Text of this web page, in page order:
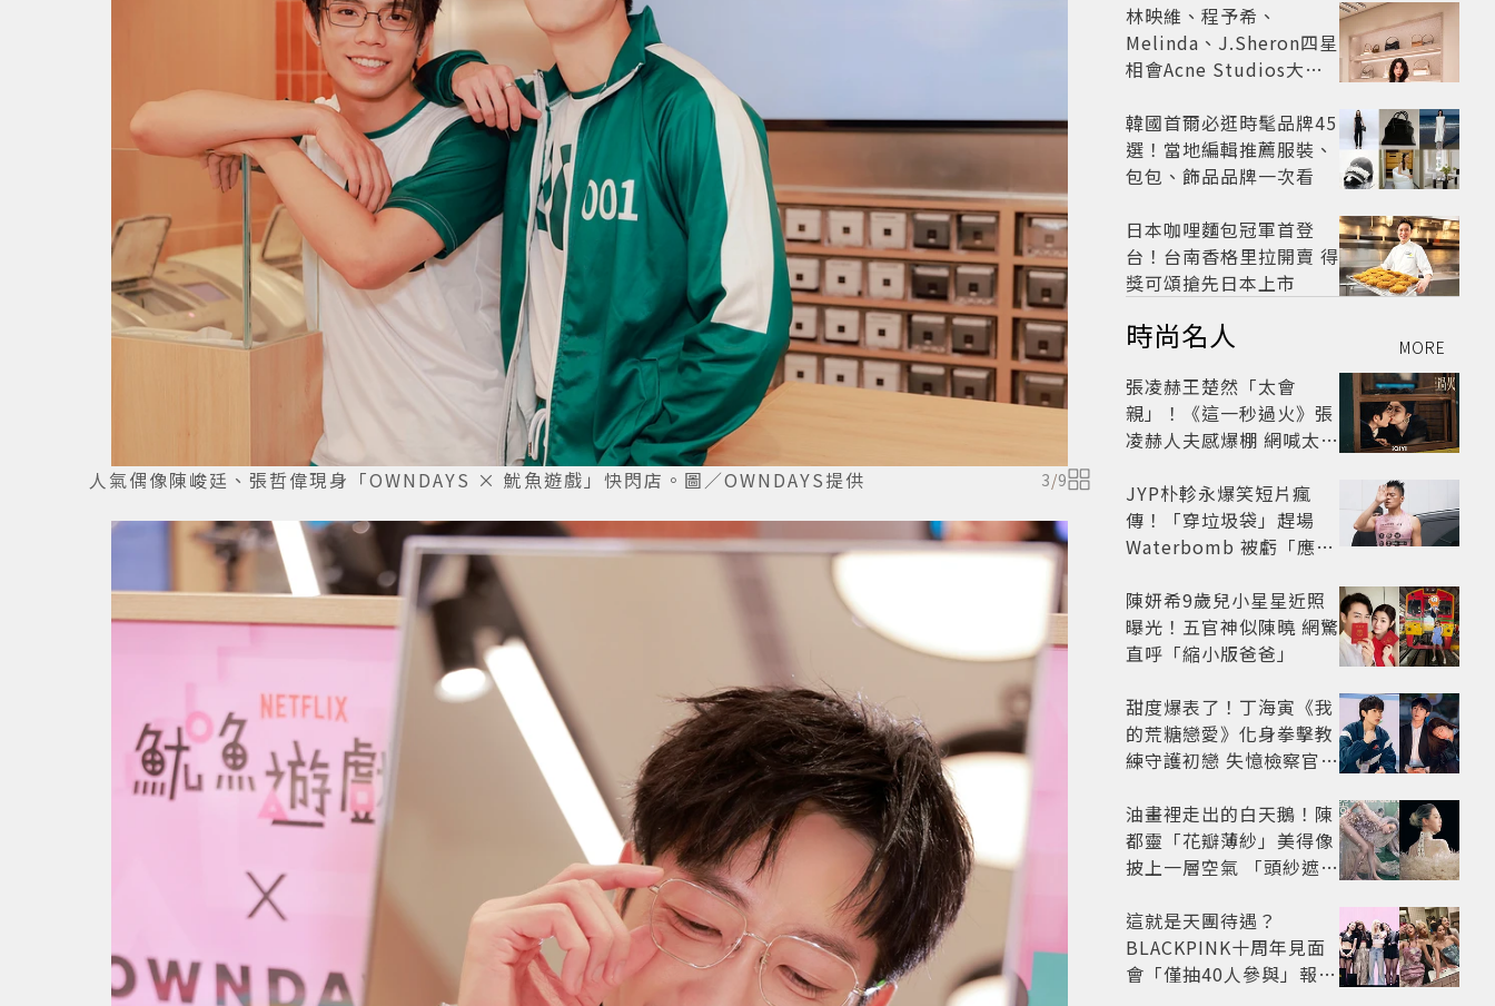
人氣偶像陳峻廷、張哲偉現身「OWNDAYS × 魷魚遊戲」快閃店。圖／OWNDAYS提供 3/9
林映維、程予希、
Melinda、J.Sheron四星
相會Acne Studios大曬
韓國首爾必逛時髦品牌45
選！當地編輯推薦服裝、
包包、飾品品牌一次看
日本咖哩麵包冠軍首登
台！台南香格里拉開賣 得
獎可頌搶先日本上市
時尚名人 MORE
張凌赫王楚然「太會
親」！《這一秒過火》張
凌赫人夫感爆棚 網喊太有
JYP朴軫永爆笑短片瘋
傳！「穿垃圾袋」趕場
Waterbomb 被虧「應該
陳妍希9歲兒小星星近照
曝光！五官神似陳曉 網驚
直呼「縮小版爸爸」
甜度爆表了！丁海寅《我
的荒糖戀愛》化身拳擊教
練守護初戀 失憶檢察官×
劇
油畫裡走出的白天鵝！陳
都靈「花瓣薄紗」美得像
披上一層空氣 「頭紗遮
太仙
這就是天團待遇？
BLACKPINK十周年見面
會「僅抽40人參與」報名